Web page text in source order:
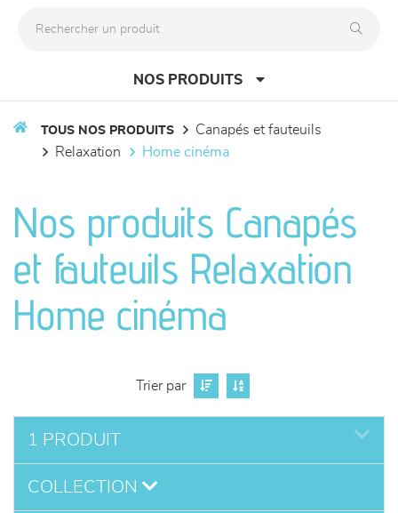
NOS PRODUITS
séjours
meubles de complément
chambres et dressing
décoration
TOUS NOS PRODUITS
canapés et fauteuils
relaxation
home cinéma
Nos produits Canapés
et fauteuils Relaxation
Home cinéma
Trier par
1 PRODUIT
COLLECTION